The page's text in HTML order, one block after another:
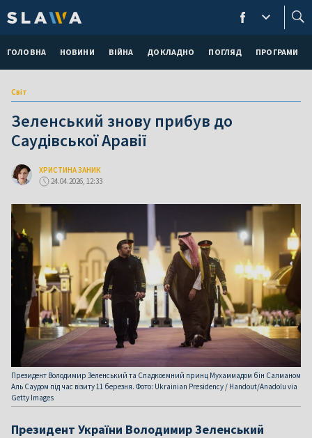
ГОЛОВНА НОВИНИ ВІЙНА ДОКЛАДНО ПОГЛЯД ПРОГРАМИ
Світ
Зеленський знову прибув до
Саудівської Аравії
ХРИСТИНА ЗАНИК
24.04.2026, 12:33
Президент Володимир Зеленський та Спадкоємний принц Мухаммадом бін Салманом
Аль Саудом під час візиту 11 березня. Фото: Ukrainian Presidency / Handout/Anadolu via
Getty Images
Президент України Володимир Зеленський